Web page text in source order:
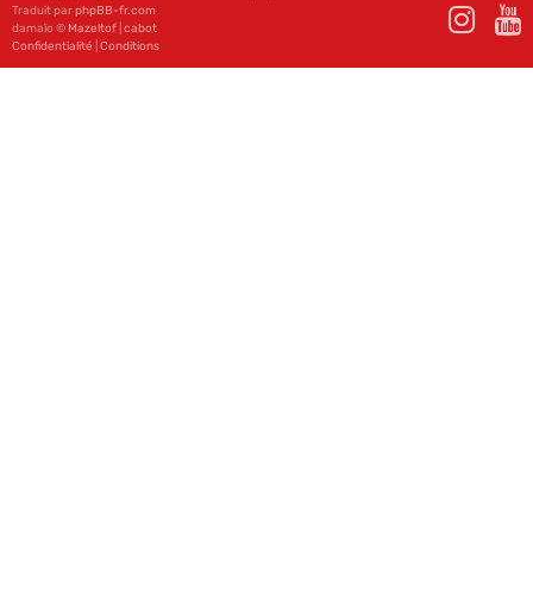
Traduit parphpBB-fr.com
damaïo © Mazeltof cabot
Confidentialité Conditions